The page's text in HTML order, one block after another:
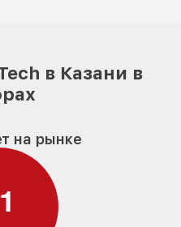
в Казани в
на рынке
1